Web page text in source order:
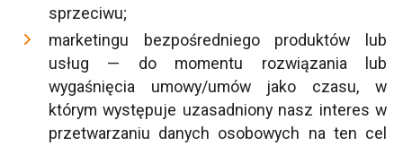
sprzeciwu;
marketingu bezpośredniego produktów lub
usług — do momentu rozwiązania lub
wygaśnięcia umowy/umów jako czasu, w
którym występuje uzasadniony nasz interes w
przetwarzaniu danych osobowych na ten cel